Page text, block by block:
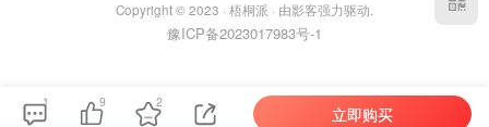
Copyright © 2023 · 梧桐派 · 由影客强力驱动.
豫ICP备2023017983号-1
1 9 2
立即购买